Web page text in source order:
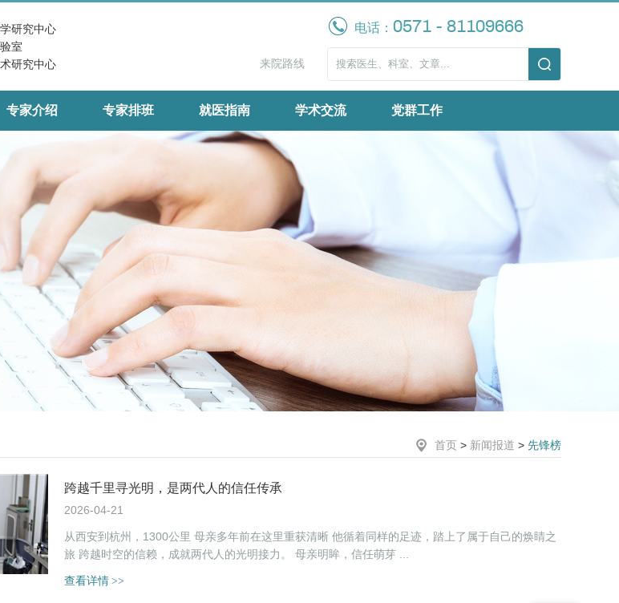
研究中心
室
研究中心
电话： 0571 - 81109666
来院路线
专家介绍 专家排班 就医指南 学术交流 党群工作
首页 > 新闻报道 > 先锋榜
跨越千里寻光明，是两代人的信任传承
2026-04-21
从西安到杭州，1300公里 母亲多年前在这里重获清晰 他循着同样的足迹，踏上了属于自己的焕睛之
查看详情 >>